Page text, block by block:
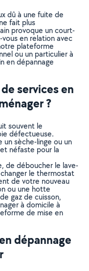
dû à une fuite de
fait plus
provoque un court-
en relation avec
plateforme
ou un particulier à
en dépannage
services en
?
souvent le
défectueuse.
un sèche-linge ou un
néfaste pour la
de déboucher le lave-
le thermostat
de votre nouveau
ou une hotte
gaz de cuisson,
à domicile à
de mise en
dépannage